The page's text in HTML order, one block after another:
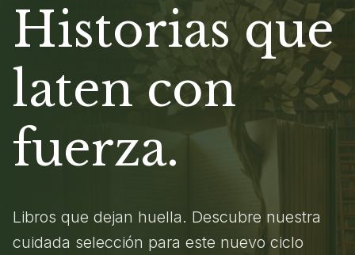
Historias que
laten con
fuerza.
Libros que dejan huella. Descubre nuestra
cuidada selección para este nuevo ciclo